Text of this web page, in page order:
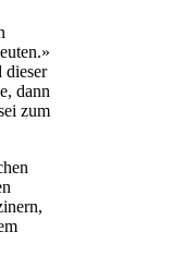
dieser
dann
zum